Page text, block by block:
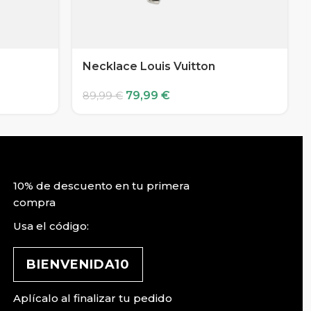
Necklace Louis Vuitton
89,99€ 79,99 €
10% de descuento en tu primera
compra
Usa el código:
BIENVENIDA10
Aplícalo al finalizar tu pedido